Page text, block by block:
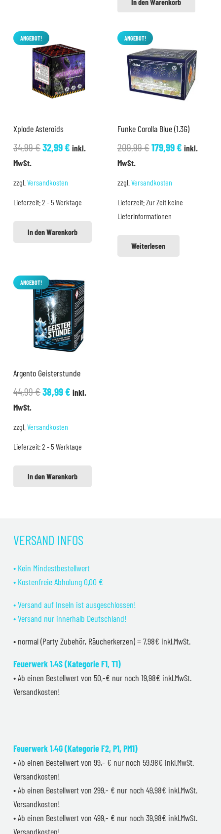
ANGEBOT!
Xplode Asteroids
34,99€Ursprünglicher
32,99€Aktueller
inkl.
MwSt.
zzgl. Versandkosten
Lieferzeit:2 - 5 Werktage
In den Warenkorb
ANGEBOT!
Funke Corolla Blue (1.3G)
209,99€Ursprünglicher
179,99€Aktueller
inkl.
MwSt.
zzgl. Versandkosten
Lieferzeit:Zur Zeit keine
Lieferinformationen
Weiterlesen
ANGEBOT!
Argento Geisterstunde
44,99€Ursprünglicher
38,99€Aktueller
inkl.
MwSt.
zzgl. Versandkosten
Lieferzeit:2 - 5 Werktage
In den Warenkorb
VERSAND INFOS
• Kein Mindestbestellwert
• Kostenfreie Abholung 0,00 €
• Versand auf Inseln ist ausgeschlossen!
• Versand nur innerhalb Deutschland!
• normal (Party Zubehör, Räucherkerzen) = 7,98€ inkl.MwSt.
Feuerwerk 1.4S (Kategorie F1, T1)
• Ab einen Bestellwert von 50,-€ nur noch 19,98€ inkl.MwSt.
Versandkosten!
Feuerwerk 1.4G (Kategorie F2, P1, PM1)
• Ab einen Bestellwert von 99,- € nur noch 59,98€ inkl.MwSt.
Versandkosten!
• Ab einen Bestellwert von 299,- € nur noch 49,98€ inkl.MwSt.
Versandkosten!
• Ab einen Bestellwert von 499,- € nur noch 39,98€ inkl.MwSt.
Versandkosten!